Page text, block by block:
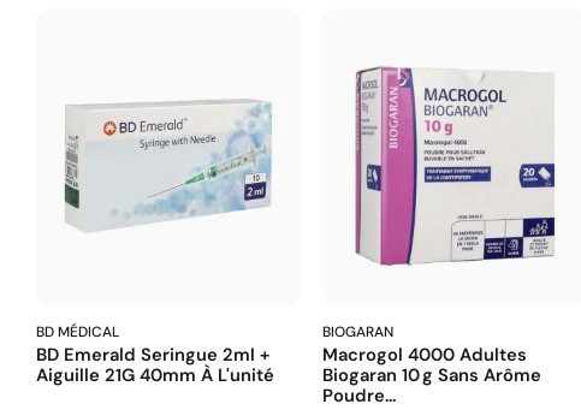
BD MÉDICAL
BD Emerald Seringue 2ml +
Aiguille 21G 40mm À L'unité
BIOGARAN
Macrogol 4000 Adultes
Biogaran 10 G Sans Arôme
Poudre...